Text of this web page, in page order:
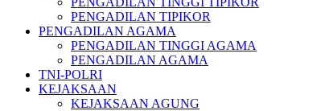
PENGADILAN TIPIKOR
PENGADILAN AGAMA
PENGADILAN TINGGI AGAMA
PENGADILAN AGAMA
TNI-POLRI
KEJAKSAAN
KEJAKSAAN AGUNG